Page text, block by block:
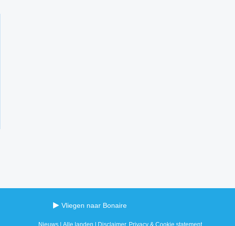
Vliegen naar Bonaire
Nieuws| Alle landen Disclaimer, Privacy & Cookie statement